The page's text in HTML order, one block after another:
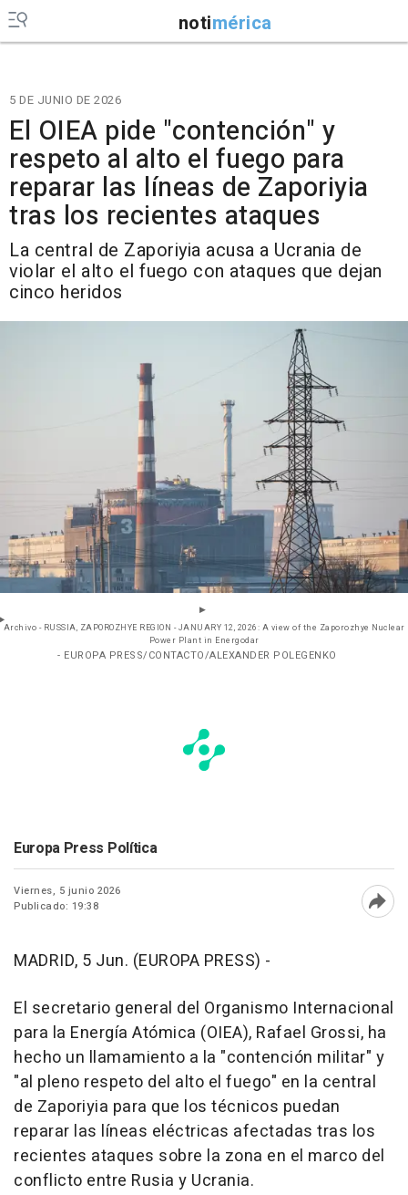
notimérica
5 DE JUNIO DE 2026
El OIEA pide "contención" y
respeto al alto el fuego para
reparar las líneas de Zaporiyia
tras los recientes ataques
La central de Zaporiyia acusa a Ucrania de
violar el alto el fuego con ataques que dejan
cinco heridos
Archivo - RUSSIA, ZAPOROZHYE REGION - JANUARY 12, 2026: A view of the Zaporozhye Nuclear
Power Plant in Energodar
- EUROPA PRESS/CONTACTO/ALEXANDER POLEGENKO
Europa Press Política
Viernes, 5 junio 2026
Publicado: 19:38
MADRID, 5 Jun. (EUROPA PRESS) -
El secretario general del Organismo Internacional
para la Energía Atómica (OIEA), Rafael Grossi, ha
hecho un llamamiento a la "contención militar" y
"al pleno respeto del alto el fuego" en la central
de Zaporiyia para que los técnicos puedan
reparar las líneas eléctricas afectadas tras los
recientes ataques sobre la zona en el marco del
conflicto entre Rusia y Ucrania.